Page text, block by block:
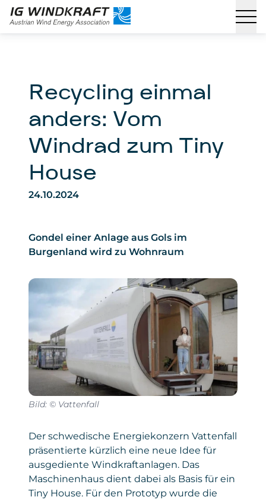
Recycling einmal
anders: Vom
Windrad zum Tiny
House
24.10.2024
Gondel einer Anlage aus Gols im
Burgenland wird zu Wohnraum
Bild: © Vattenfall
Der schwedische Energiekonzern Vattenfall
präsentierte kürzlich eine neue Idee für
ausgediente Windkraftanlagen. Das
Maschinenhaus dient dabei als Basis für ein
Tiny House. Für den Prototyp wurde die